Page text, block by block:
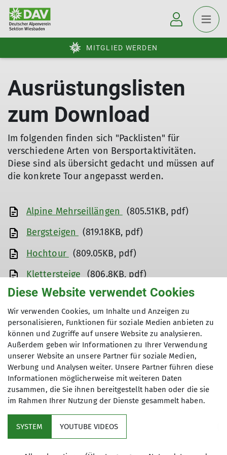
MITGLIED WERDEN
Ausrüstungslisten
zum Download
Im folgenden finden sich "Packlisten" für
verschiedene Arten von Bersportaktivitäten.
Diese sind als übersicht gedacht und müssen auf
die konkrete Tour angepasst werden.
Alpine Mehrseillängen
(805.51KB, pdf)
Bergsteigen
(819.18KB, pdf)
Hochtour (809.05KB, pdf)
Klettersteige
(806.8KB, pdf)
Radtouren (805.52KB, pdf)
Skihochtour (812.49KB, pdf)
Skitour Schneeschuhtour (812.25KB, pdf)
Sportklettern Klettergarten (801.47KB, pdf)
Wandern und Hüttentour (823.15KB, pdf)
Diese Website verwendet Cookies
Wir verwenden Cookies, um Inhalte und Anzeigen zu
personalisieren, Funktionen für soziale Medien anbieten zu
können und Zugriffe auf unsere Website zu analysieren.
Außerdem geben wir Informationen zu Ihrer Verwendung
unserer Website an unsere Partner für soziale Medien,
Werbung und Analysen weiter. Unsere Partner führen diese
Informationen möglicherweise mit weiteren Daten
zusammen, die Sie ihnen bereitgestellt haben oder die sie
im Rahmen Ihrer Nutzung der Dienste gesammelt haben.
SYSTEM YOUTUBE VIDEOS